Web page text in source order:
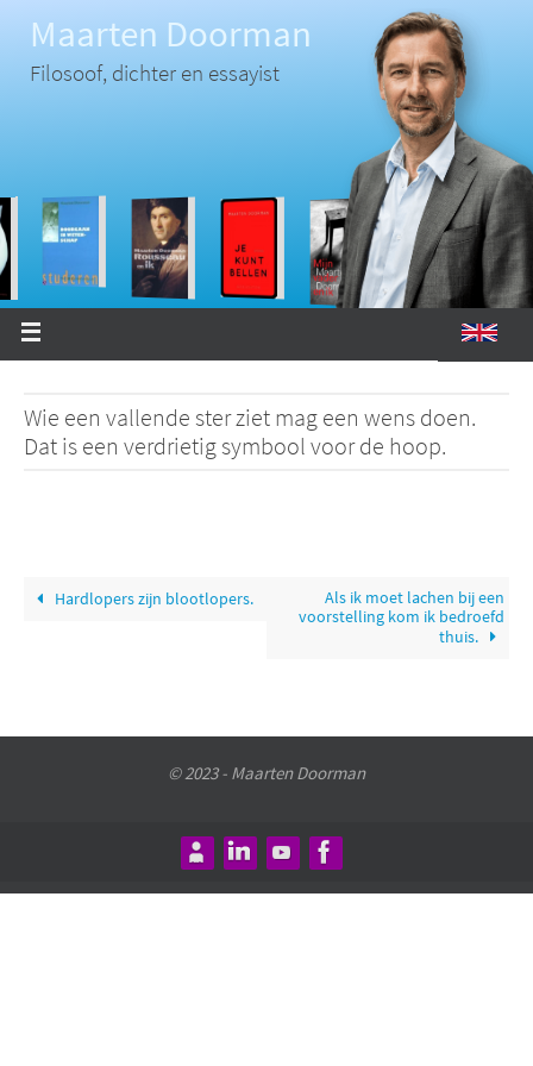
inhoud
Maarten Doorman
Filosoof, dichter en essayist
Wie een vallende ster ziet mag een wens doen.
Dat is een verdrietig symbool voor de hoop.
Hardlopers zijn blootlopers.
Als ik moet lachen bij een
voorstelling kom ik bedroefd
thuis.
© 2023 - Maarten Doorman